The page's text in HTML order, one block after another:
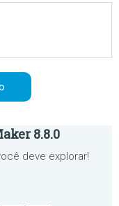
8.8.0
deve explorar!